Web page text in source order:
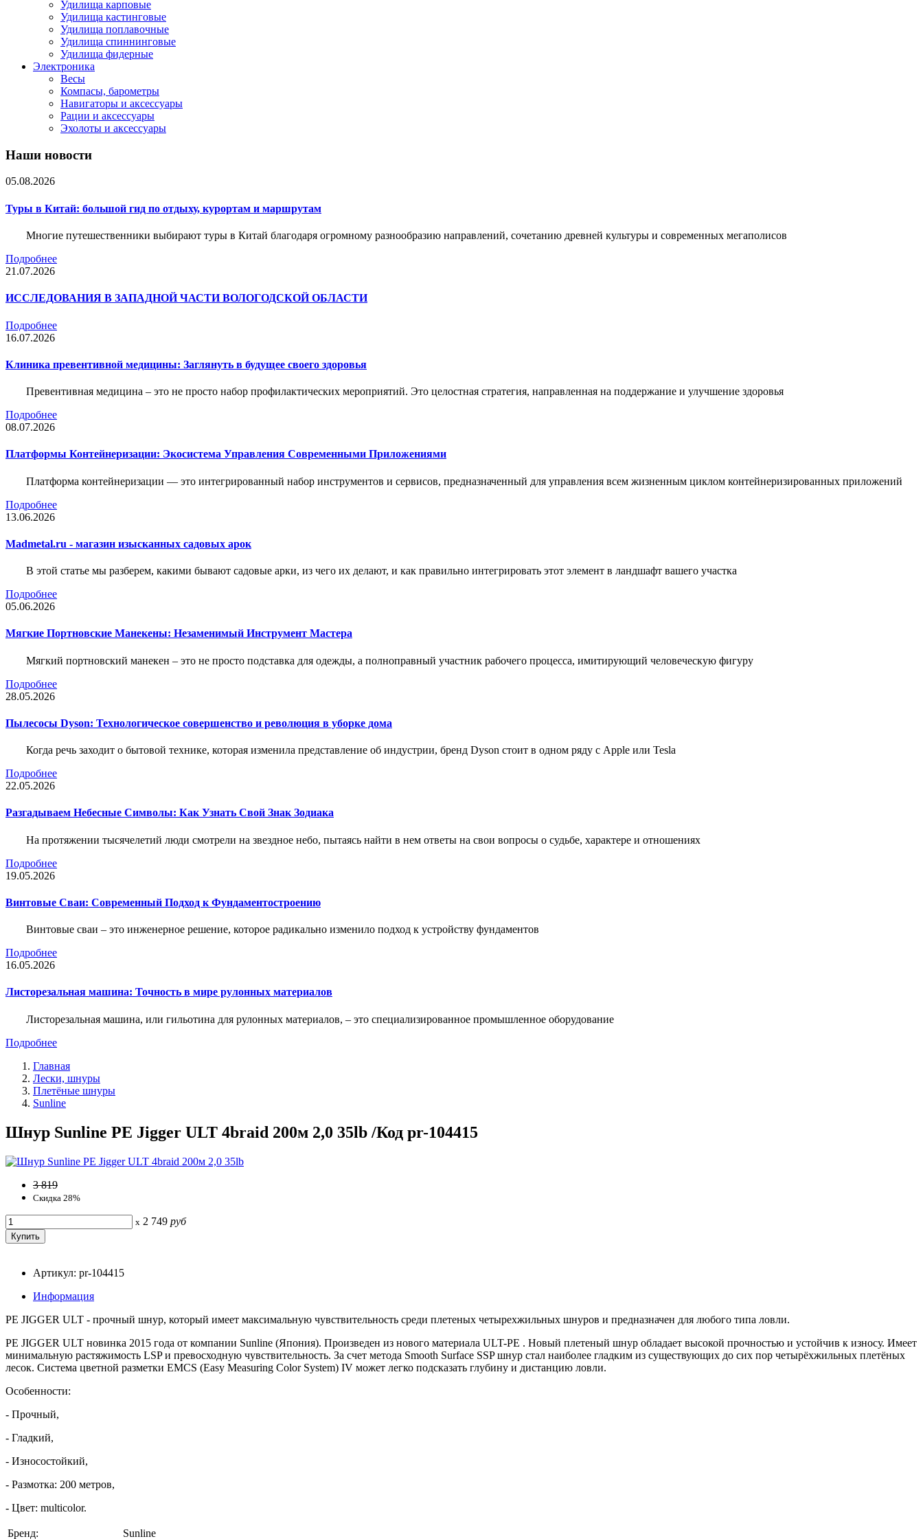
Удилища карповые
Удилища кастинговые
Удилища поплавочные
Удилища спиннинговые
Удилища фидерные
Электроника
Весы
Компасы, барометры
Навигаторы и аксессуары
Рации и аксессуары
Эхолоты и аксессуары
Наши новости
05.08.2026
Туры в Китай: большой гид по отдыху, курортам и маршрутам
Многие путешественники выбирают туры в Китай благодаря огромному разнообразию направлений, сочетанию древней культуры и современных мегаполисов
Подробнее
21.07.2026
ИССЛЕДОВАНИЯ В ЗАПАДНОЙ ЧАСТИ ВОЛОГОДСКОЙ ОБЛАСТИ
Подробнее
16.07.2026
Клиника превентивной медицины: Заглянуть в будущее своего здоровья
Превентивная медицина – это не просто набор профилактических мероприятий. Это целостная стратегия, направленная на поддержание и улучшение здоровья
Подробнее
08.07.2026
Платформы Контейнеризации: Экосистема Управления Современными Приложениями
Платформа контейнеризации — это интегрированный набор инструментов и сервисов, предназначенный для управления всем жизненным циклом контейнеризированных приложений
Подробнее
13.06.2026
Madmetal.ru - магазин изысканных садовых арок
В этой статье мы разберем, какими бывают садовые арки, из чего их делают, и как правильно интегрировать этот элемент в ландшафт вашего участка
Подробнее
05.06.2026
Мягкие Портновские Манекены: Незаменимый Инструмент Мастера
Мягкий портновский манекен – это не просто подставка для одежды, а полноправный участник рабочего процесса, имитирующий человеческую фигуру
Подробнее
28.05.2026
Пылесосы Dyson: Технологическое совершенство и революция в уборке дома
Когда речь заходит о бытовой технике, которая изменила представление об индустрии, бренд Dyson стоит в одном ряду с Apple или Tesla
Подробнее
22.05.2026
Разгадываем Небесные Символы: Как Узнать Свой Знак Зодиака
На протяжении тысячелетий люди смотрели на звездное небо, пытаясь найти в нем ответы на свои вопросы о судьбе, характере и отношениях
Подробнее
19.05.2026
Винтовые Сваи: Современный Подход к Фундаментостроению
Винтовые сваи – это инженерное решение, которое радикально изменило подход к устройству фундаментов
Подробнее
16.05.2026
Листорезальная машина: Точность в мире рулонных материалов
Листорезальная машина, или гильотина для рулонных материалов, – это специализированное промышленное оборудование
Подробнее
Главная
Лески, шнуры
Плетёные шнуры
Sunline
Шнур Sunline PE Jigger ULT 4braid 200м 2,0 35lb /Код pr-104415
3 819
Скидка 28%
x 2 749 руб
Артикул: pr-104415
Информация
PE JIGGER ULT - прочный шнур, который имеет максимальную чувствительность среди плетеных четырехжильных шнуров и предназначен для любого типа ловли.
PE JIGGER ULT новинка 2015 года от компании Sunline (Япония). Произведен из нового материала ULT-PE . Новый плетеный шнур обладает высокой прочностью и устойчив к износу. Имеет
минимальную растяжимость LSP и превосходную чувствительность. За счет метода Smooth Surface SSP шнур стал наиболее гладким из существующих до сих пор четырёхжильных плетёных
лесок. Система цветной разметки EMCS (Easy Measuring Color System) IV может легко подсказать глубину и дистанцию ловли.
Особенности:
- Прочный,
- Гладкий,
- Износостойкий,
- Размотка: 200 метров,
- Цвет: multicolor.
Бренд: Sunline